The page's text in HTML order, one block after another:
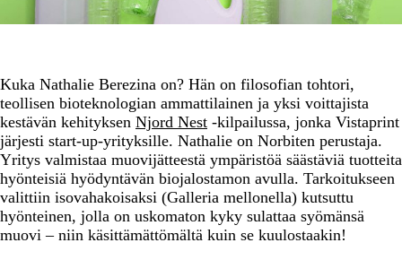
Kuka Nathalie Berezina on? Hän on filosofian tohtori,
teollisen bioteknologian ammattilainen ja yksi voittajista
kestävän kehityksen Njord Nest -kilpailussa, jonka Vistaprint
järjesti start-up-yrityksille. Nathalie on Norbiten perustaja.
Yritys valmistaa muovijätteestä ympäristöä säästäviä tuotteita
hyönteisiä hyödyntävän biojalostamon avulla. Tarkoitukseen
valittiin isovahakoisaksi (Galleria mellonella) kutsuttu
hyönteinen, jolla on uskomaton kyky sulattaa syömänsä
muovi – niin käsittämättömältä kuin se kuulostaakin!